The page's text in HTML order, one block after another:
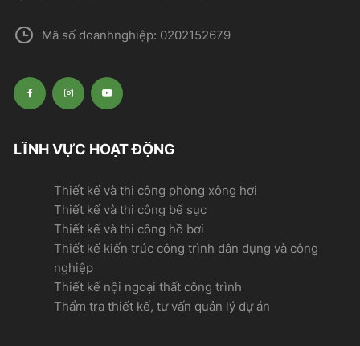
Mã số doanhnghiệp: 0202152679
LĨNH VỰC HOẠT ĐỘNG
Thiết kế và thi công phòng xông hơi
Thiết kế và thi công bể sục
Thiết kế và thi công hồ bơi
Thiết kế kiến trúc công trình dân dụng và công
nghiệp
Thiết kế nội ngoại thất công trình
Thẩm tra thiết kế, tư vấn quản lý dự án